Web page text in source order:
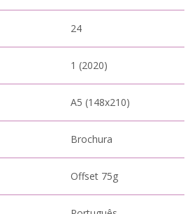
24
1 (2020)
A5 (148x210)
Brochura
Offset 75g